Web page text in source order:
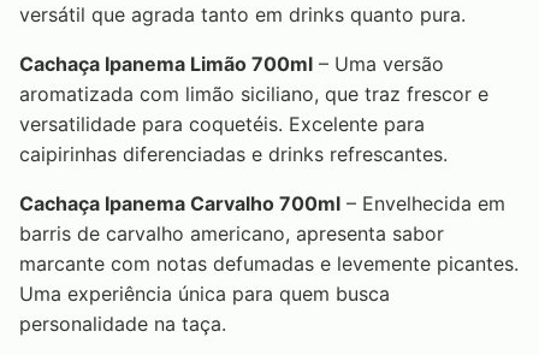
versátil que agrada tanto em drinks quanto pura.
Cachaça Ipanema Limão 700ml – Uma versão
aromatizada com limão siciliano, que traz frescor e
versatilidade para coquetéis. Excelente para
caipirinhas diferenciadas e drinks refrescantes.
Cachaça Ipanema Carvalho 700ml – Envelhecida em
barris de carvalho americano, apresenta sabor
marcante com notas defumadas e levemente picantes.
Uma experiência única para quem busca
personalidade na taça.